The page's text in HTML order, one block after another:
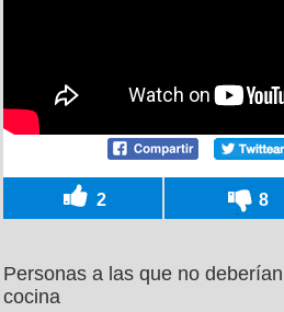
2 8
Personas a las que no
cocina